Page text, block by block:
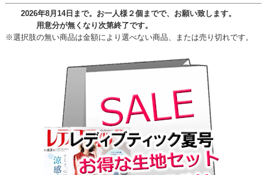
2026年8月14日まで。お一人様２個までで、お願い致します。
用意分が無くなり次第終了です。
※選択肢の無い商品は金額により選べない商品、または売り切れです。